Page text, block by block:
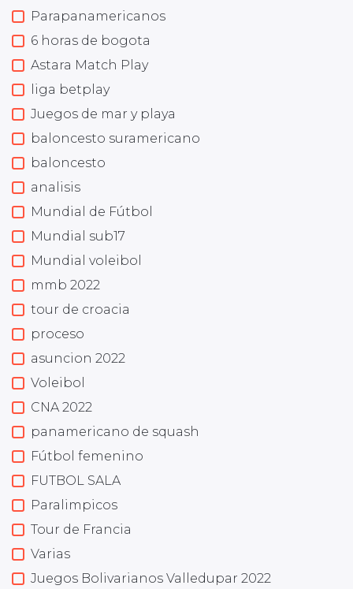
Parapanamericanos
6 horas de bogota
Astara Match Play
liga betplay
Juegos de mar y playa
baloncesto suramericano
baloncesto
analisis
Mundial de Fútbol
Mundial sub17
Mundial voleibol
mmb 2022
tour de croacia
proceso
asuncion 2022
Voleibol
CNA 2022
panamericano de squash
Fútbol femenino
FUTBOL SALA
Paralimpicos
Tour de Francia
Varias
Juegos Bolivarianos Valledupar 2022